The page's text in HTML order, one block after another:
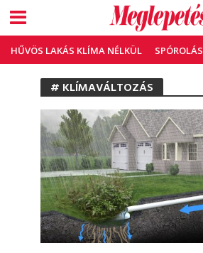
HŰVÖS LAKÁS KLÍMA NÉLKÜL SPÓROLÁS
# KLÍMAVÁLTOZÁS